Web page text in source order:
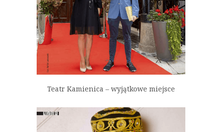
Teatr Kamienica – wyjątkowe miejsce